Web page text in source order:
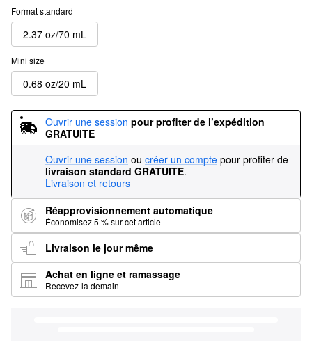
Format standard
2.37 oz/70 mL
Mini size
0.68 oz/20 mL
Ouvrir une session pour profiter de l’expédition
GRATUITE
Ouvrir une session ou créer un compte pour profiter de
livraison standard GRATUITE.
Livraison et retours
Réapprovisionnement automatique
Économisez 5 % sur cet article
Livraison le jour même
Achat en ligne et ramassage
Recevez-la demain